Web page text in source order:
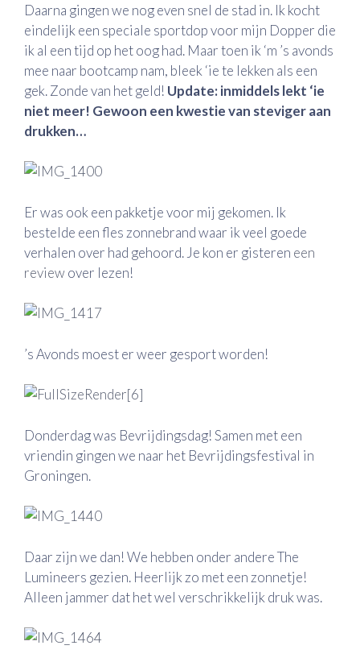
Daarna gingen we nog even snel de stad in. Ik kocht
eindelijk een speciale sportdop voor mijn Dopper die
ik al een tijd op het oog had. Maar toen ik ‘m ’s avonds
mee naar bootcamp nam, bleek ‘ie te lekken als een
gek. Zonde van het geld! Update: inmiddels lekt ‘ie
niet meer! Gewoon een kwestie van steviger aan
drukken…
Er was ook een pakketje voor mij gekomen. Ik
bestelde een fles zonnebrand waar ik veel goede
verhalen over had gehoord. Je kon er gisteren een
reviewover lezen!
’s Avonds moest er weer gesport worden!
Donderdag was Bevrijdingsdag! Samen met een
vriendin gingen we naar het Bevrijdingsfestival in
Groningen.
Daar zijn we dan! We hebben onder andere The
Lumineers gezien. Heerlijk zo met een zonnetje!
Alleen jammer dat het wel verschrikkelijk druk was.